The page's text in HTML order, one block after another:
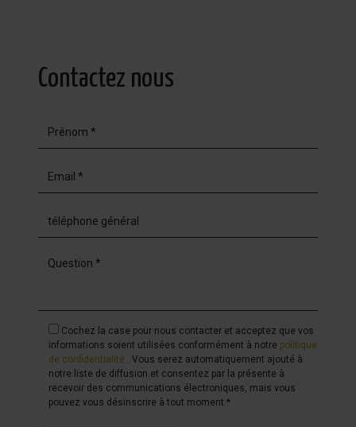
Contactez nous
Cochez la case pour nous contacter et acceptez que vos
informations soient utilisées conformément à notre politique
de confidentialité
. Vous serez automatiquement ajouté à
notre liste de diffusion et consentez par la présente à
recevoir des communications électroniques, mais vous
pouvez vous désinscrire à tout moment.*